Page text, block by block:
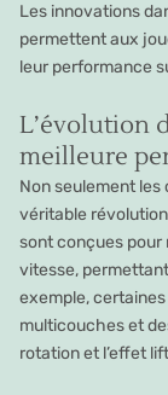
Les innovations
permettent aux
leur performance
L’évolution
meilleure
Non seulement les
véritable
sont conçues pour
vitesse,
exemple,
multicouches et
rotation et l’effet